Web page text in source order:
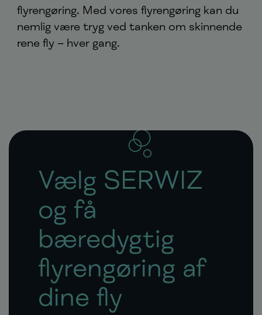
flyrengøring. Med vores flyrengøring kan du
nemlig være tryg ved tanken om skinnende
rene fly – hver gang.
Vælg SERWIZ
og få
bæredygtig
flyrengøring af
dine fly